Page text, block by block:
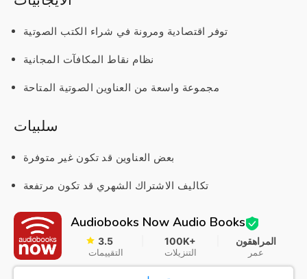
توفر اقتصادية ومرونة في شراء الكتب الصوتية
نظام نقاط المكافآت المجانية
مجموعة واسعة من العناوين الصوتية المتاحة
سلبيات
بعض العناوين قد تكون غير متوفرة
تكاليف الاشتراك الشهري قد تكون مرتفعة
Audiobooks Now Audio Books
3.5
التقييمات
100K+
التنزيلات
المراهقون
عمر